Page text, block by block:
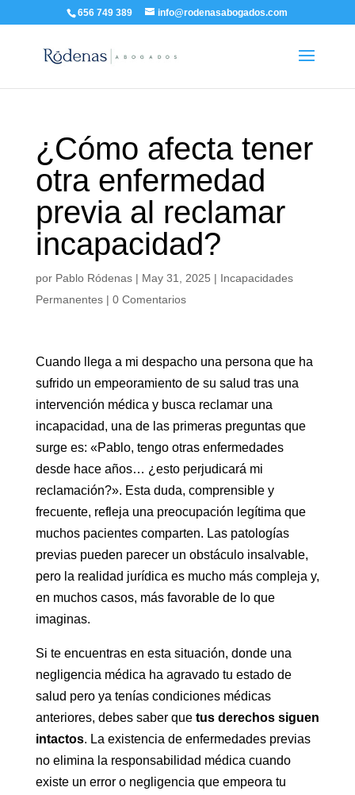
656 749 389 info@rodenasabogados.com
¿Cómo afecta tener
otra enfermedad
previa al reclamar
incapacidad?
por Pablo Ródenas| May 31, 2025 | Incapacidades
Permanentes| 0 Comentarios
Cuando llega a mi despacho una persona que ha
sufrido un empeoramiento de su salud tras una
intervención médica y busca reclamar una
incapacidad, una de las primeras preguntas que
surge es: «Pablo, tengo otras enfermedades
desde hace años… ¿esto perjudicará mi
reclamación?». Esta duda, comprensible y
frecuente, refleja una preocupación legítima que
muchos pacientes comparten. Las patologías
previas pueden parecer un obstáculo insalvable,
pero la realidad jurídica es mucho más compleja y,
en muchos casos, más favorable de lo que
imaginas.
Si te encuentras en esta situación, donde una
negligencia médica ha agravado tu estado de
salud pero ya tenías condiciones médicas
anteriores, debes saber que tus derechos siguen
intactos. La existencia de enfermedades previas
no elimina la responsabilidad médica cuando
existe un error o negligencia que empeora tu